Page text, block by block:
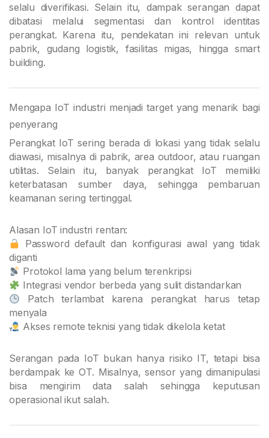
selalu diverifikasi. Selain itu, dampak serangan dapat
dibatasi melalui segmentasi dan kontrol identitas
perangkat. Karena itu, pendekatan ini relevan untuk
pabrik, gudang logistik, fasilitas migas, hingga smart
building.
Mengapa IoT industri menjadi target yang menarik bagi
penyerang
Perangkat IoT sering berada di lokasi yang tidak selalu
diawasi, misalnya di pabrik, area outdoor, atau ruangan
utilitas. Selain itu, banyak perangkat IoT memiliki
keterbatasan sumber daya, sehingga pembaruan
keamanan sering tertinggal.
Alasan IoT industri rentan:
Password default dan konfigurasi awal yang tidak
diganti
Protokol lama yang belum terenkripsi
Integrasi vendor berbeda yang sulit distandarkan
Patch terlambat karena perangkat harus tetap
menyala
Akses remote teknisi yang tidak dikelola ketat
Serangan pada IoT bukan hanya risiko IT, tetapi bisa
berdampak ke OT. Misalnya, sensor yang dimanipulasi
bisa mengirim data salah sehingga keputusan
operasional ikut salah.